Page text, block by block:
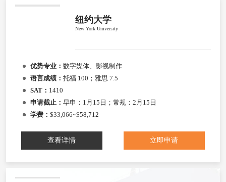
纽约大学
New York University
优势专业： 数字媒体、影视制作
语言成绩： 托福 100；雅思 7.5
SAT： 1410
申请截止： 早申：1月15日；常规：2月15日
学费： $33,066~$58,712
查看详情 立即申请